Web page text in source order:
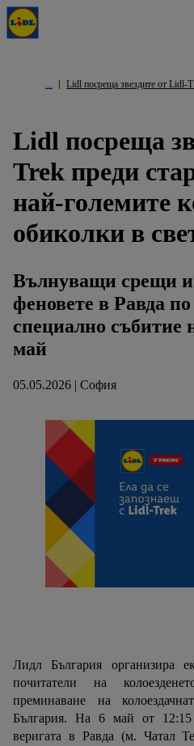
Lidl посреща звездите от Lidl-
Lidl посреща
Trek преди
най-големите
обиколки в
Вълнуващи срещи и
феновете в Равда
специално събитие
май
05.05.2026 | София
Лидл България организира
почитатели на
преминаване на
България. На 6 май от
веригата в Равда (м. Чатал